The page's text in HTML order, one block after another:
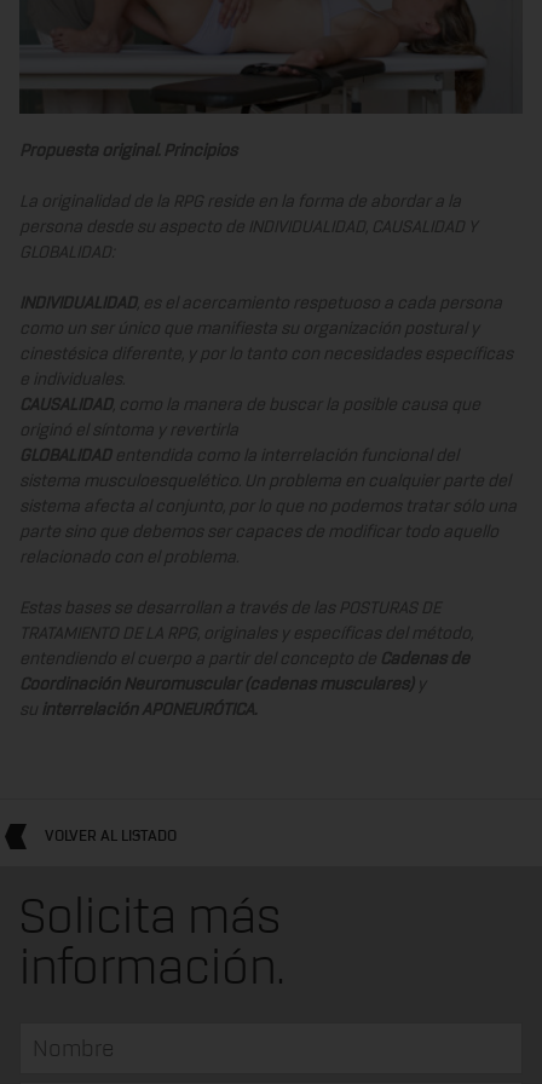
Propuesta original. Principios
La originalidad de la RPG reside en la forma de abordar a la
persona desde su aspecto de INDIVIDUALIDAD, CAUSALIDAD Y
GLOBALIDAD:
INDIVIDUALIDAD, es el acercamiento respetuoso a cada persona
como un ser único que manifiesta su organización postural y
cinestésica diferente, y por lo tanto con necesidades específicas
e individuales.
CAUSALIDAD, como la manera de buscar la posible causa que
originó el síntoma y revertirla
GLOBALIDADentendida como la interrelación funcional del
sistema musculoesquelético. Un problema en cualquier parte del
sistema afecta al conjunto, por lo que no podemos tratar sólo una
parte sino que debemos ser capaces de modificar todo aquello
relacionado con el problema.
Estas bases se desarrollan a través de las POSTURAS DE
TRATAMIENTO DE LA RPG, originales y específicas del método,
entendiendo el cuerpo a partir del concepto de Cadenas de
Coordinación Neuromuscular (cadenas musculares) y
su interrelación APONEURÓTICA.
VOLVER AL LISTADO
Solicita más
información.